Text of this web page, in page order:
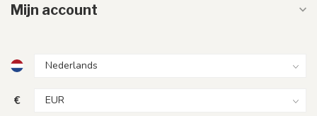
Mijn account
€